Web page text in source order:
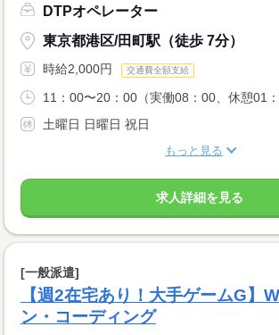
DTPオペレーター
東京都港区/田町駅（徒歩 7分）
時給2,000円 交通費全額支給
11：00〜20：00（実働08：00、休憩01：
土曜日 日曜日 祝日
もっと見る
求人詳細を見る
[一般派遣]
【週2在宅あり！大手ゲームG】
ン・コーディング